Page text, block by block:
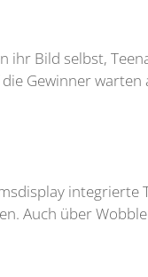
Bild selbst,
Gewinner
integrierte
Auch über